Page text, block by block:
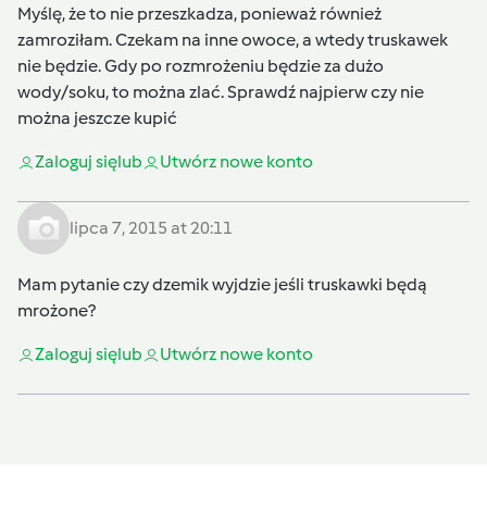
Myślę, że to nie przeszkadza, ponieważ również
zamroziłam. Czekam na inne owoce, a wtedy truskawek
nie będzie. Gdy po rozmrożeniu będzie za dużo
wody/soku, to można zlać. Sprawdź najpierw czy nie
można jeszcze kupić
Zaloguj sięlub Utwórz nowe konto
lipca 7, 2015 at 20:11
Mam pytanie czy dzemik wyjdzie jeśli truskawki będą
mrożone?
Zaloguj sięlub Utwórz nowe konto